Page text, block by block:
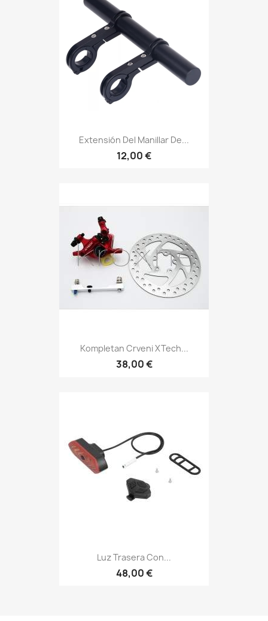
Extensión Del Manillar De...
12,00 €
Kompletan Crveni XTech...
38,00 €
Luz Trasera Con...
48,00 €